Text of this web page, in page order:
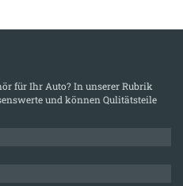
für Ihr Auto? In unserer Rubrik
und können Qulitätsteile